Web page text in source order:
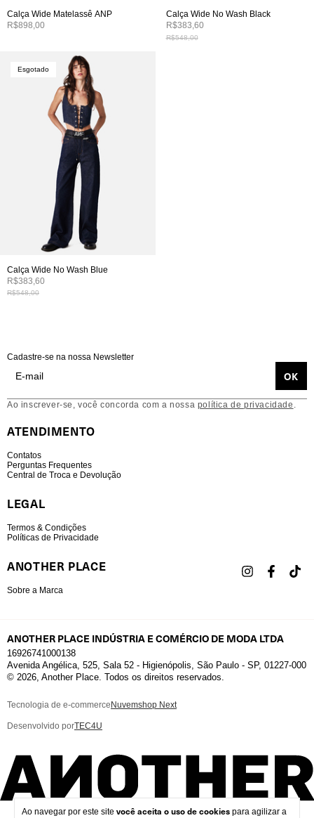
Ao navegar por este site você aceita o uso de cookies para agilizar a
Calça Wide Matelassê ANP
R$898,00
Calça Wide No Wash Black
R$383,60
R$548,00
Esgotado
Calça Wide No Wash Blue
R$383,60
R$548,00
Cadastre-se na nossa Newsletter
Ao inscrever-se, você concorda com a nossa política de privacidade .
ATENDIMENTO
Contatos
Perguntas Frequentes
Central de Troca e Devolução
LEGAL
Termos & Condições
Políticas de Privacidade
ANOTHER PLACE
Sobre a Marca
ANOTHER PLACE INDÚSTRIA E COMÉRCIO DE MODA LTDA
16926741000138
Avenida Angélica, 525, Sala 52 - Higienópolis, São Paulo - SP, 01227-000
© 2026, Another Place. Todos os direitos reservados.
Tecnologia de e-commerce Nuvemshop Next
Desenvolvido porTEC4U